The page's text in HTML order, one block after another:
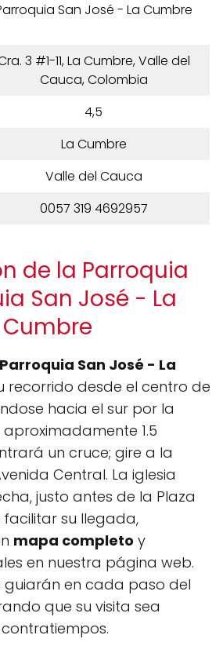
San José - La Cumbre
3 #1-11, La Cumbre, Valle del
Cauca, Colombia
4,5
La Cumbre
Valle del Cauca
0057 319 4692957
de la Parroquia
San José - La
Cumbre
Parroquia San José - La
recorrido desde el centro de
hacia el sur por la
aproximadamente 1.5
un cruce; gire a la
Central. La iglesia
justo antes de la Plaza
facilitar su llegada,
mapa completo y
en nuestra página web.
guiarán en cada paso del
que su visita sea